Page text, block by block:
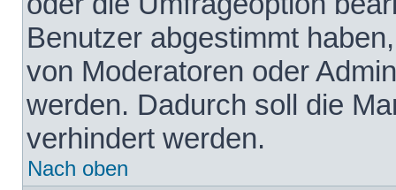
Benutzer abgestimmt
von Moderatoren oder
werden. Dadurch soll die
verhindert werden.
Nach oben